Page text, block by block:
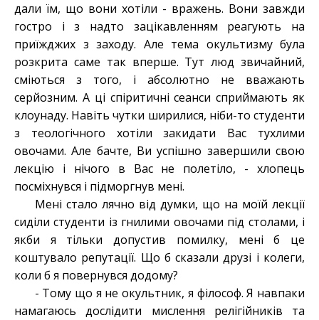
дали їм, що вони хотіли - вражень. Вони завжди
гостро і з надто зацікавленням реагують на
приїжджих з заходу. Але тема окультизму була
розкрита саме так вперше. Тут люд звичайний,
сміються з того, і абсолютно не вважають
серйозним. А ці спіритичні сеанси сприймають як
клоунаду. Навіть чутки ширилися, ніби-то студенти
з теологічного хотіли закидати Вас тухлими
овочами. Але бачте, Ви успішно завершили свою
лекцію і нічого в Вас не полетіло, - хлопець
посміхнувся і підморгнув мені.
Мені стало лячно від думки, що на моїй лекції
сиділи студенти із гнилими овочами під столами, і
якби я тільки допустив помилку, мені б це
коштувало репутації. Що б сказали друзі і колеги,
коли б я повернувся додому?
- Тому що я не окультник, я філософ. Я навпаки
намагаюсь дослідити мислення релігійників та